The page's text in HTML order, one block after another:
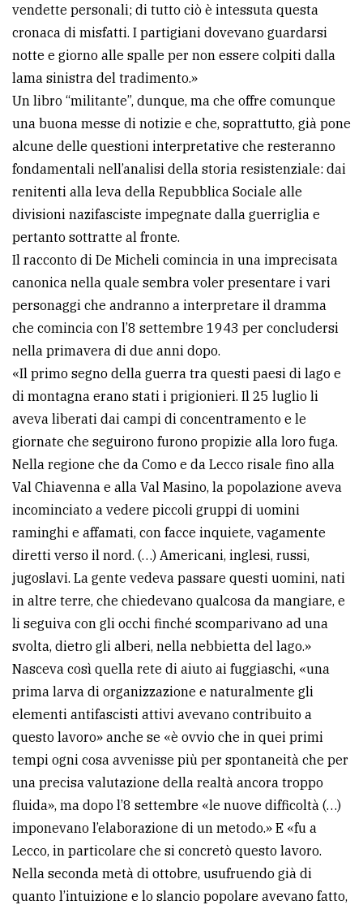
vendette personali; di tutto ciò è intessuta questa
cronaca di misfatti. I partigiani dovevano guardarsi
notte e giorno alle spalle per non essere colpiti dalla
lama sinistra del tradimento.»
Un libro “militante”, dunque, ma che offre comunque
una buona messe di notizie e che, soprattutto, già pone
alcune delle questioni interpretative che resteranno
fondamentali nell’analisi della storia resistenziale: dai
renitenti alla leva della Repubblica Sociale alle
divisioni nazifasciste impegnate dalla guerriglia e
pertanto sottratte al fronte.
Il racconto di De Micheli comincia in una imprecisata
canonica nella quale sembra voler presentare i vari
personaggi che andranno a interpretare il dramma
che comincia con l’8 settembre 1943 per concludersi
nella primavera di due anni dopo.
«Il primo segno della guerra tra questi paesi di lago e
di montagna erano stati i prigionieri. Il 25 luglio li
aveva liberati dai campi di concentramento e le
giornate che seguirono furono propizie alla loro fuga.
Nella regione che da Como e da Lecco risale fino alla
Val Chiavenna e alla Val Masino, la popolazione aveva
incominciato a vedere piccoli gruppi di uomini
raminghi e affamati, con facce inquiete, vagamente
diretti verso il nord. (…) Americani, inglesi, russi,
jugoslavi. La gente vedeva passare questi uomini, nati
in altre terre, che chiedevano qualcosa da mangiare, e
li seguiva con gli occhi finché scomparivano ad una
svolta, dietro gli alberi, nella nebbietta del lago.»
Nasceva così quella rete di aiuto ai fuggiaschi, «una
prima larva di organizzazione e naturalmente gli
elementi antifascisti attivi avevano contribuito a
questo lavoro» anche se «è ovvio che in quei primi
tempi ogni cosa avvenisse più per spontaneità che per
una precisa valutazione della realtà ancora troppo
fluida», ma dopo l’8 settembre «le nuove difficoltà (…)
imponevano l’elaborazione di un metodo.» E «fu a
Lecco, in particolare che si concretò questo lavoro.
Nella seconda metà di ottobre, usufruendo già di
quanto l’intuizione e lo slancio popolare avevano fatto,